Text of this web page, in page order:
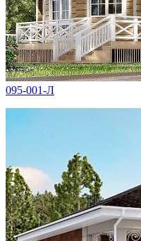
095-001-Л